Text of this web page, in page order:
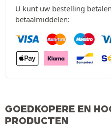
U kunt uw bestelling
betaalmiddelen:
GOEDKOPERE EN
PRODUCTEN